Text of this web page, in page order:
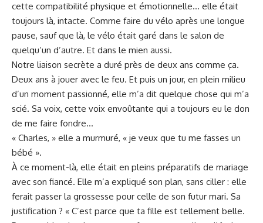
cette compatibilité physique et émotionnelle… elle était
toujours là, intacte. Comme faire du vélo après une longue
pause, sauf que là, le vélo était garé dans le salon de
quelqu’un d’autre. Et dans le mien aussi.
Notre liaison secrète a duré près de deux ans comme ça.
Deux ans à jouer avec le feu. Et puis un jour, en plein milieu
d’un moment passionné, elle m’a dit quelque chose qui m’a
scié. Sa voix, cette voix envoûtante qui a toujours eu le don
de me faire fondre…
« Charles, » elle a murmuré, « je veux que tu me fasses un
bébé ».
À ce moment-là, elle était en pleins préparatifs de mariage
avec son fiancé. Elle m’a expliqué son plan, sans ciller : elle
ferait passer la grossesse pour celle de son futur mari. Sa
justification ? « C’est parce que ta fille est tellement belle.